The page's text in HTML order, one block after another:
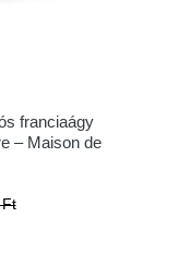
franciaágy
– Maison de